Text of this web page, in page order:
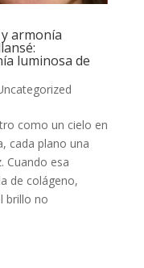
armonía
luminosa de
como un cielo en
cada plano una
Cuando esa
de colágeno,
brillo no